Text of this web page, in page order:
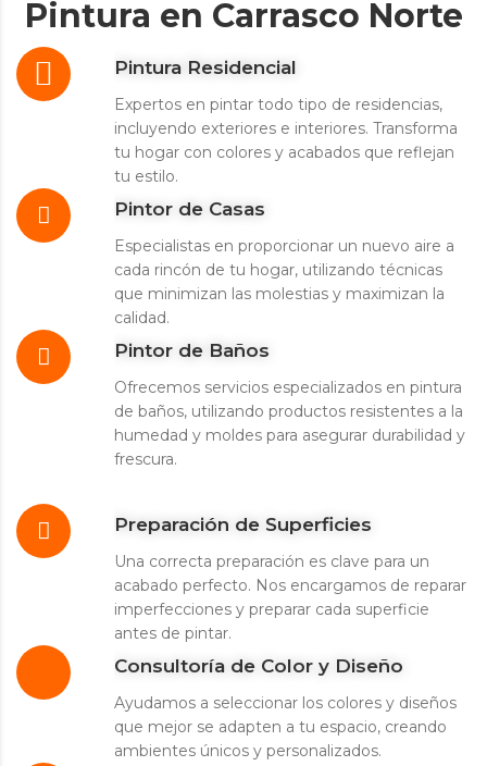
Pintura en Carrasco Norte
Pintura Residencial
Expertos en pintar todo tipo de residencias,
incluyendo exteriores e interiores. Transforma
tu hogar con colores y acabados que reflejan
tu estilo.
Pintor de Casas
Especialistas en proporcionar un nuevo aire a
cada rincón de tu hogar, utilizando técnicas
que minimizan las molestias y maximizan la
calidad.
Pintor de Baños
Ofrecemos servicios especializados en pintura
de baños, utilizando productos resistentes a la
humedad y moldes para asegurar durabilidad y
frescura.
Preparación de Superficies
Una correcta preparación es clave para un
acabado perfecto. Nos encargamos de reparar
imperfecciones y preparar cada superficie
antes de pintar.
Consultoría de Color y Diseño
Ayudamos a seleccionar los colores y diseños
que mejor se adapten a tu espacio, creando
ambientes únicos y personalizados.